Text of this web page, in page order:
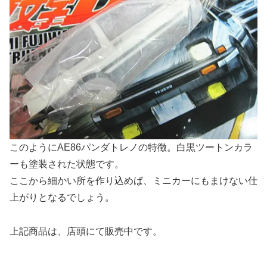
このようにAE86パンダトレノの特徴。白黒ツートンカラ
ーも塗装された状態です。
ここから細かい所を作り込めば、ミニカーにもまけない仕
上がりとなるでしょう。
上記商品は、店頭にて販売中です。